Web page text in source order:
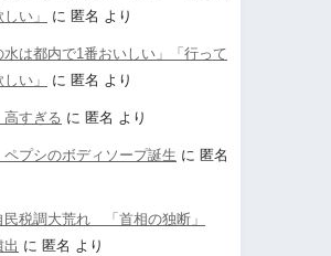
い」
に 匿名 より
は都内で1番おいしい」「行って
い」
に 匿名 より
高すぎる に 匿名 より
プシのボディソープ誕生 に 匿名
税調大荒れ 「首相の独断」
出 に 匿名 より